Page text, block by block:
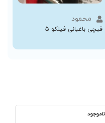
محمود
قیچی باغبانی فیلکو 5
ناموجود